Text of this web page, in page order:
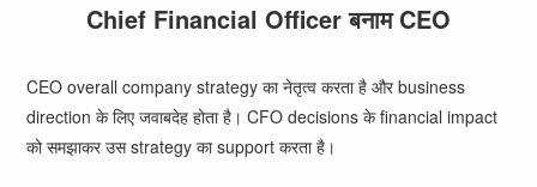
Chief Financial Officer बनाम CEO
CEO overall company strategy का नेतृत्व करता है और business
direction के लिए जवाबदेह होता है। CFO decisions के financial impact
को समझाकर उस strategy का support करता है।